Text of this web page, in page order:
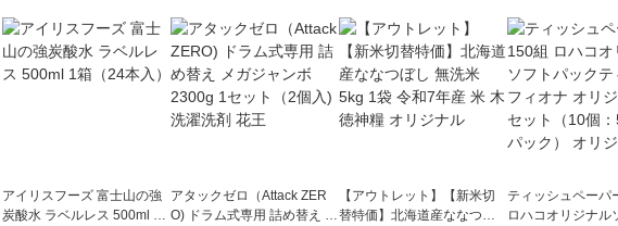
アイリスフーズ 富士山の強
炭酸水 ラベルレス 500ml 1
アタックゼロ（Attack ZER
O) ドラム式専用 詰め替え メ
【アウトレット】【新米切
替特価】北海道産ななつぼ
ティッシュペーパ
ロハコオリジナル